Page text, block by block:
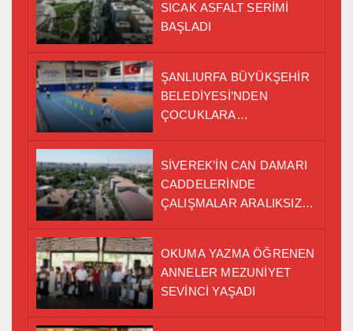
SICAK ASFALT SERİMİ
BAŞLADI
ŞANLIURFA BÜYÜKŞEHİR
BELEDİYESİ’NDEN
ÇOCUKLARA
SİVEREK’İN CAN DAMARI
CADDELERİNDE
ÇALIŞMALAR ARALIKSIZ
OKUMA YAZMA ÖĞRENEN
ANNELER MEZUNİYET
SEVİNCİ YAŞADI